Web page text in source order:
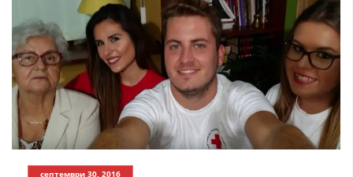
HISTORIA E KRYQIT TË KUQ
ИСТОРИЈАТ НА ДВИЖЕЊЕТО
септември 30, 2016